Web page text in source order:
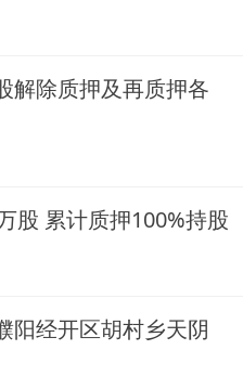
解除质押及再质押各
股 累计质押100%持股
阳经开区胡村乡天阴